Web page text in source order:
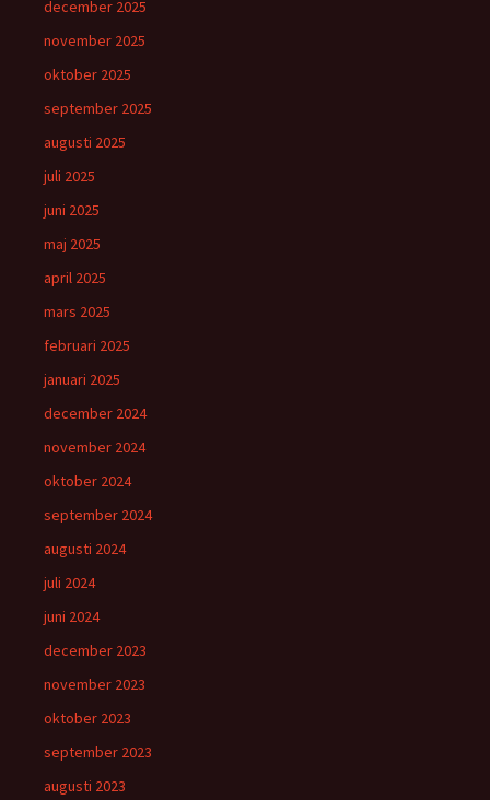
december 2025
november 2025
oktober 2025
september 2025
augusti 2025
juli 2025
juni 2025
maj 2025
april 2025
mars 2025
februari 2025
januari 2025
december 2024
november 2024
oktober 2024
september 2024
augusti 2024
juli 2024
juni 2024
december 2023
november 2023
oktober 2023
september 2023
augusti 2023